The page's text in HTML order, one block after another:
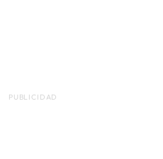
PUBLICIDAD